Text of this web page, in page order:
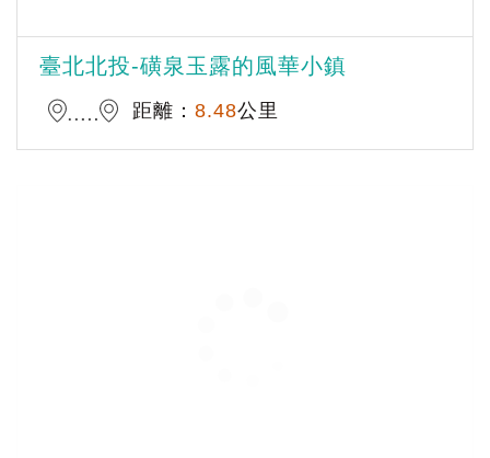
臺北北投-磺泉玉露的風華小鎮
距離： 8.48公里